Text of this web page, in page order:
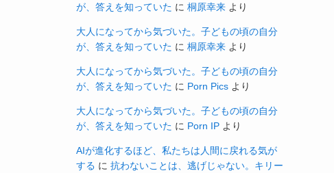
が、答えを知っていた に 桐原幸来 より
大人になってから気づいた。子どもの頃の自分
が、答えを知っていた に 桐原幸来 より
大人になってから気づいた。子どもの頃の自分
が、答えを知っていた に Porn Pics より
大人になってから気づいた。子どもの頃の自分
が、答えを知っていた に Porn IP より
AIが進化するほど、私たちは人間に戻れる気が
する に 抗わないことは、逃げじゃない。キリー